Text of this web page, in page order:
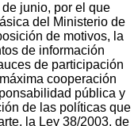
junio, por el que
del Ministerio de
de motivos, la
de información
de participación
cooperación
pública y
de las políticas que
la Ley 38/2003, de